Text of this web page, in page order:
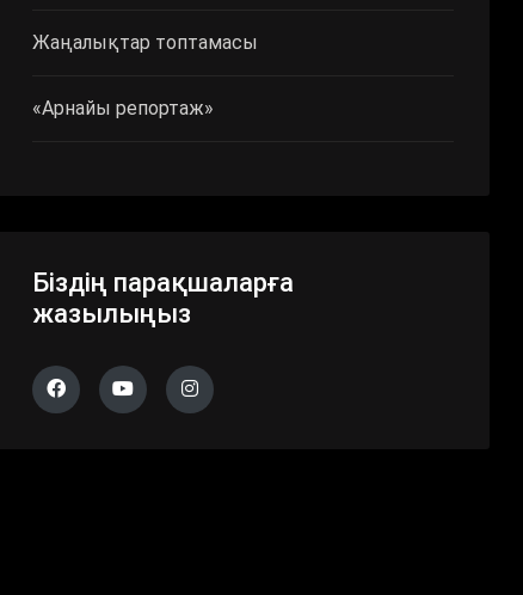
Жаңалықтар топтамасы
«Арнайы репортаж»
Біздің парақшаларға
жазылыңыз